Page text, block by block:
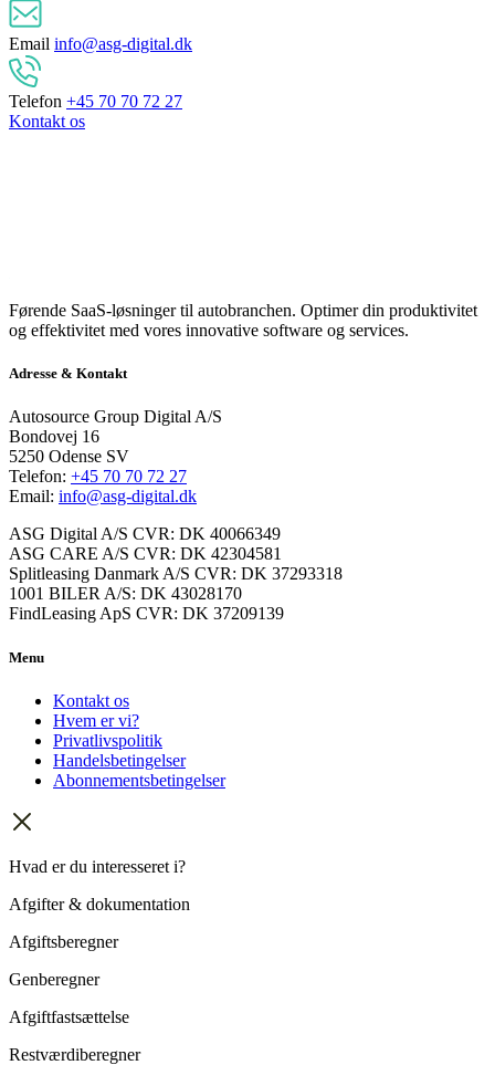
Email info@asg-digital.dk
Telefon +45 70 70 72 27
Kontakt os
Førende SaaS-løsninger til autobranchen. Optimer din produktivitet
og effektivitet med vores innovative software og services.
Adresse & Kontakt
Autosource Group Digital A/S
Bondovej 16
5250 Odense SV
Telefon: +45 70 70 72 27
Email: info@asg-digital.dk
ASG Digital A/S CVR: DK 40066349
ASG CARE A/S CVR: DK 42304581
Splitleasing Danmark A/S CVR: DK 37293318
1001 BILER A/S: DK 43028170
FindLeasing ApS CVR: DK 37209139
Menu
Kontakt os
Hvem er vi?
Privatlivspolitik
Handelsbetingelser
Abonnementsbetingelser
Hvad er du interesseret i?
Afgifter & dokumentation
Afgiftsberegner
Genberegner
Afgiftfastsættelse
Restværdiberegner